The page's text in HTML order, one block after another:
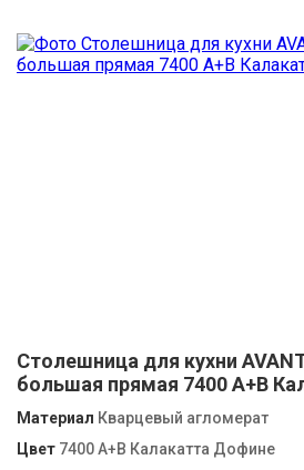
Столешница для кухни
большая прямая 7400 А+B
Материал Кварцевый агломерат
Цвет 7400 А+B Калакатта Дофине